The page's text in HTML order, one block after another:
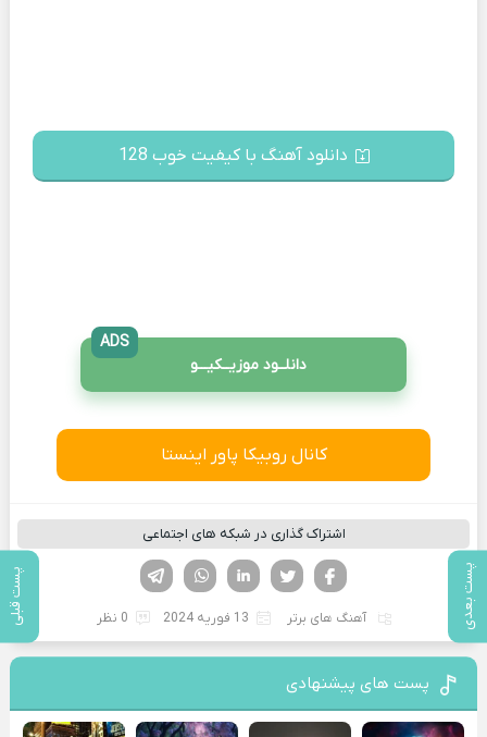
پست بعدی پست قبلی
دانلود آهنگ با کیفیت خوب 128
دانلــود موزیــکیـــو
ADS
کانال روبیکا پاور اینستا
اشتراک گذاری در شبکه های اجتماعی
لینکدین تویتر
فیسوک
آهنگ های برتر 13 فوریه 2024 0 نظر
پست های پیشنهادی